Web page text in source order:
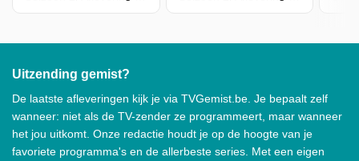
Uitzending gemist?
De laatste afleveringen kijk je via TVGemist.be. Je bepaalt zelf
wanneer: niet als de TV-zender ze programmeert, maar wanneer
het jou uitkomt. Onze redactie houdt je op de hoogte van je
favoriete programma's en de allerbeste series. Met een eigen